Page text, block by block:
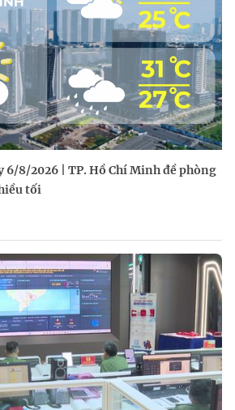
6/8/2026 | TP. Hồ Chí Minh đề phòng
tối